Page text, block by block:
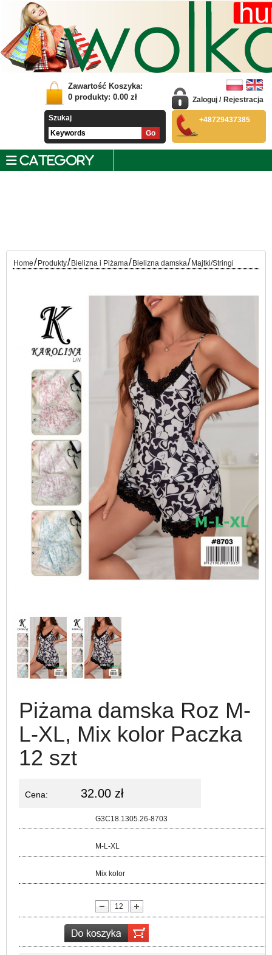
Zawartość Koszyka:
0 produkty: 0.00 zł
Szukaj
Zaloguj / Rejestracja
+48729437385
CATEGORY
Home/ Produkty/ Bielizna i Piżama/ Bielizna damska/ Majtki/Stringi
Piżama damska Roz M-
L-XL, Mix kolor Paczka
12 szt
Cena: 32.00 zł
G3C18.1305.26-8703
M-L-XL
Mix kolor